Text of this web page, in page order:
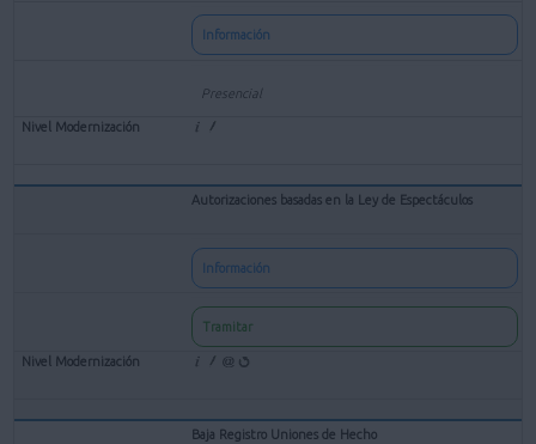
Información
Presencial
Autorizaciones basadas en la Ley de Espectáculos
Información
Tramitar
Baja Registro Uniones de Hecho